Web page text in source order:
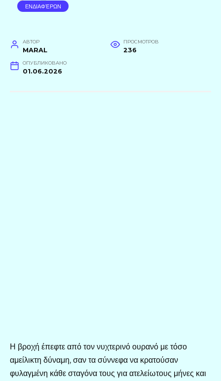
ΕΝΔΙΑΦΈΡΩΝ
АВТОР
MARAL
ПРОСМОТРОВ
236
ОПУБЛИКОВАНО
01.06.2026
Η βροχή έπεφτε από τον νυχτερινό ουρανό με τόσο
αμείλικτη δύναμη, σαν τα σύννεφα να κρατούσαν
φυλαγμένη κάθε σταγόνα τους για ατελείωτους μήνες και